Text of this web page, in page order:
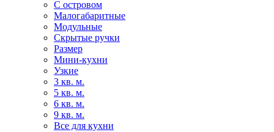
С островом
Малогабаритные
Модульные
Скрытые ручки
Размер
Мини-кухни
Узкие
3 кв. м.
5 кв. м.
6 кв. м.
9 кв. м.
Все для кухни